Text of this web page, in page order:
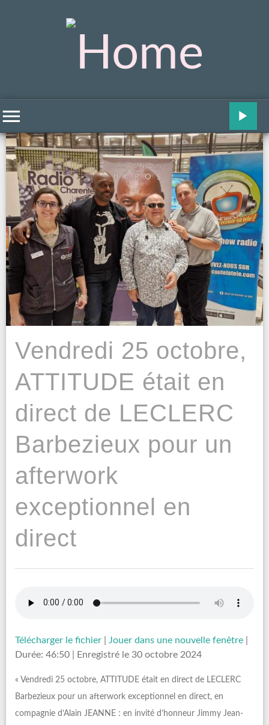
Vendredi 25 octobre,
ATTITUDE était en
direct de LECLERC
Barbezieux pour un
afterwork
exceptionnel en
direct
Télécharger le fichier Jouer dans une nouvelle fenêtre
Durée: 46:50
Enregistré le 30 octobre 2024
« Vendredi 25 octobre, ATTITUDE était en direct de LECLERC
Barbezieux pour un afterwork exceptionnel en direct, en
compagnie d’Alain JEANNE : en invité d’honneur Jimmy Jean-